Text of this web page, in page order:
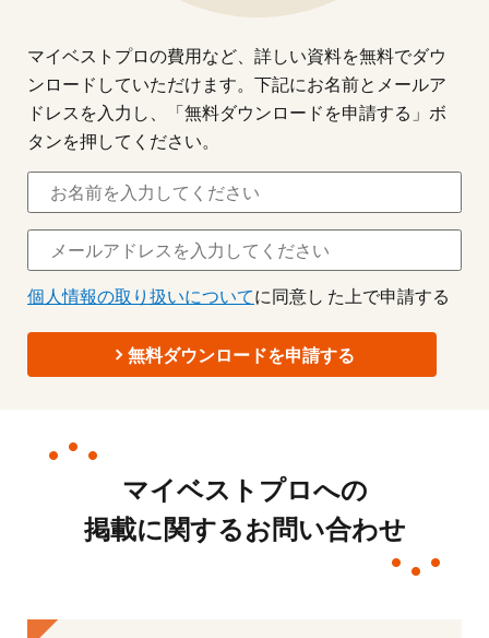
マイベストプロの費用など、詳しい資料を無料でダウ
ンロードしていただけます。下記にお名前とメールア
ドレスを入力し、「無料ダウンロードを申請する」ボ
タンを押してください。
個人情報の取り扱いについてに同意し た上で申請する
無料ダウンロードを申請する
マイベストプロへの
掲載に関するお問い合わせ